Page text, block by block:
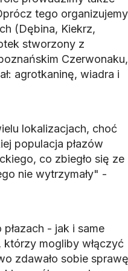
tego organizujemy
(Dębina, Kiekrz,
stworzony z
Czerwonaku,
agrotkaninę, wiadra i
lokalizacjach, choć
populacja płazów
co zbiegło się ze
nie wytrzymały" -
- jak i same
mogliby włączyć
zdawało sobie sprawę